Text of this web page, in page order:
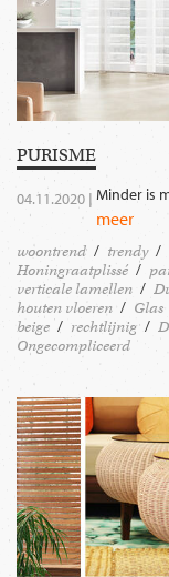
PURISME
04.11.2020 | Minder is
meer
woontrend trendy
Honingraatplissé
verticale lamellen
houten vloeren
Glas
beige
rechtlijnig
Ongecompliceerd